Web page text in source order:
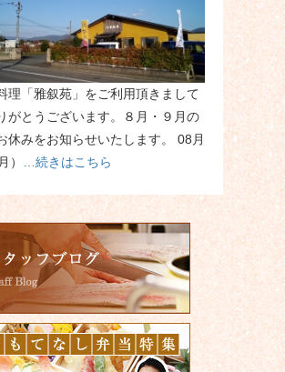
理「雅叙苑」をご利用頂きまして
がとうございます。８月・９月の
休みをお知らせいたします。 08月
）
…続きはこちら